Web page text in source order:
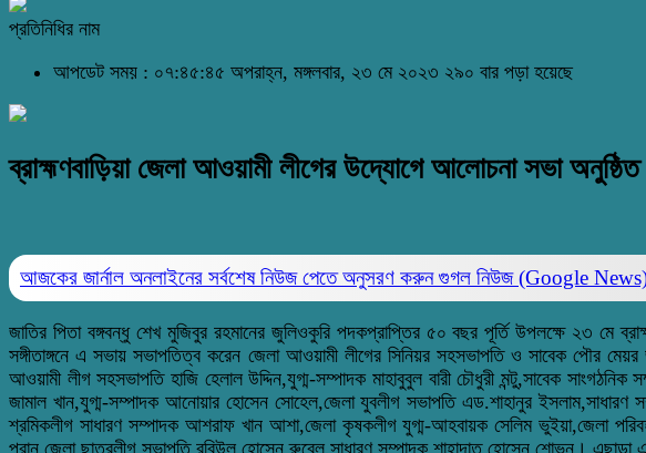
প্রতিনিধির নাম
আপডেট সময় : ০৭:৪৫:৪৫ অপরাহ্ন, মঙ্গলবার, ২৩ মে ২০২৩ ২৯০ বার পড়া হয়েছে
ব্রাহ্মণবাড়িয়া জেলা আওয়ামী লীগের উদ্যোগে আলোচনা সভা অনুষ্ঠিত
আজকের জার্নাল অনলাইনের সর্বশেষ নিউজ পেতে অনুসরণ করুনগুগল নিউজ (Google
জাতির পিতা বঙ্গবন্ধু শেখ মুজিবুর রহমানের জুলিওকুরি পদকপ্রাপ্তির ৫০ বছর পূর্তি উপলক্ষে ২৩ মে
সঙ্গীতাঙ্গনে এ সভায় সভাপতিত্ব করেন জেলা আওয়ামী লীগের সিনিয়র সহসভাপতি ও সাবেক পৌর
আওয়ামী লীগ সহসভাপতি হাজি হেলাল উদ্দিন,যুগ্ম-সম্পাদক মাহাবুবুল বারী চৌধুরী মন্টু,সাবেক
জামাল খান,যুগ্ম-সম্পাদক আনোয়ার হোসেন সোহেল,জেলা যুবলীগ সভাপতি এড.শাহানুর
শ্রমিকলীগ সাধারণ সম্পাদক আশরাফ খান আশা,জেলা কৃষকলীগ যুগ্ম-আহবায়ক সেলিম ভুইয়া,জেলা
পরান,জেলা ছাত্রলীগ সভাপতি রবিউল হোসেন রুবেল,সাধারণ সম্পাদক শাহাদাত হোসেন শোভন।